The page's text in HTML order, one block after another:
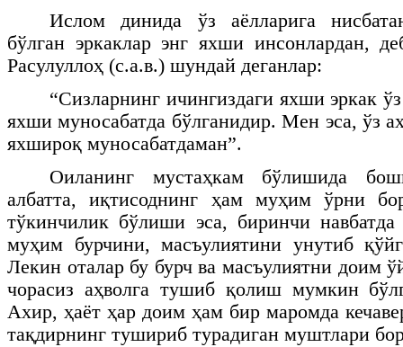
Ислом динида ўз аёлларига
бўлган эркаклар энг яхши инсонлардан,
Расулуллоҳ (с.а.в.) шундай деганлар:
“Сизларнинг ичингиздаги яхши эркак
яхши муносабатда бўлганидир. Мен эса, ўз
яхшироқ муносабатдаман”.
Оиланинг мустаҳкам бўлишида
албатта, иқтисоднинг ҳам муҳим ўрни
тўкинчилик бўлиши эса, биринчи
муҳим бурчини, масъулиятини унутиб
Лекин оталар бу бурч ва масъулиятни доим
чорасиз аҳволга тушиб қолиш мумкин
Ахир, ҳаёт ҳар доим ҳам бир маромда
тақдирнинг тушириб турадиган муштлари